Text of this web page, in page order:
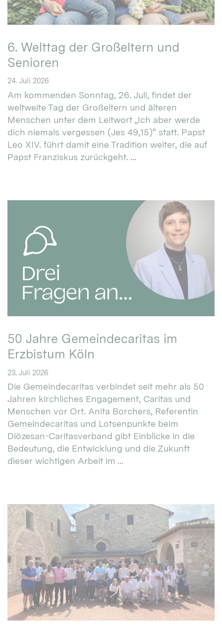
6. Welttag der Großeltern und
Senioren
24. Juli 2026
Am kommenden Sonntag, 26. Juli, findet der
weltweite Tag der Großeltern und älteren
Menschen unter dem Leitwort „Ich aber werde
dich niemals vergessen (Jes 49,15)“ statt. Papst
Leo XIV. führt damit eine Tradition weiter, die auf
Papst Franziskus zurückgeht. ...
50 Jahre Gemeindecaritas im
Erzbistum Köln
23. Juli 2026
Die Gemeindecaritas verbindet seit mehr als 50
Jahren kirchliches Engagement, Caritas und
Menschen vor Ort. Anita Borchers, Referentin
Gemeindecaritas und Lotsenpunkte beim
Diözesan-Caritasverband gibt Einblicke in die
Bedeutung, die Entwicklung und die Zukunft
dieser wichtigen Arbeit im ...